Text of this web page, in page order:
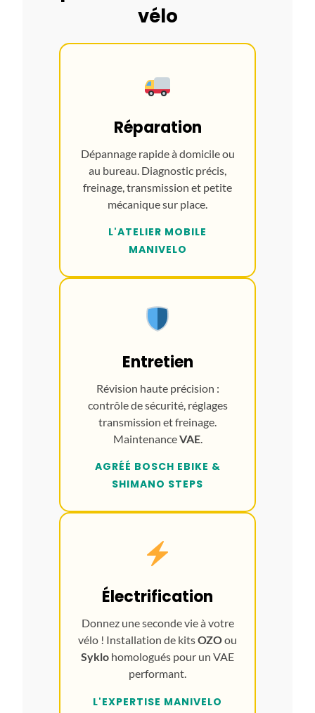
vélo
Réparation
Dépannage rapide à domicile ou
au bureau. Diagnostic précis,
freinage, transmission et petite
mécanique sur place.
L'ATELIER MOBILE
MANIVELO
Entretien
Révision haute précision :
contrôle de sécurité, réglages
transmission et freinage.
MaintenanceVAE.
AGRÉÉ BOSCH EBIKE &
SHIMANO STEPS
Électrification
Donnez une seconde vie à votre
vélo ! Installation de kitsOZOou
Syklo homologués pour un VAE
performant.
L'EXPERTISE MANIVELO